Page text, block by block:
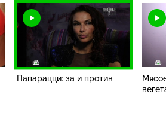
Папарацци: за и против